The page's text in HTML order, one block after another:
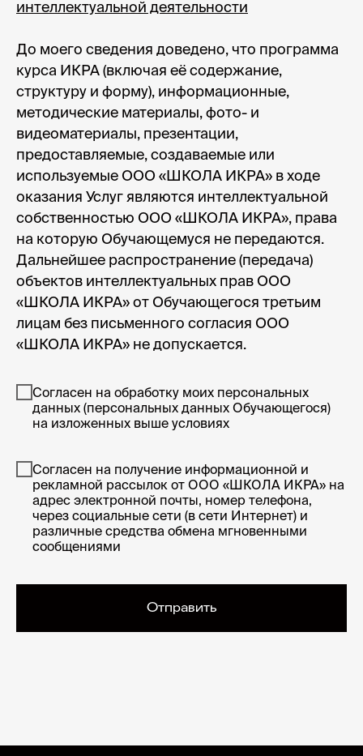
интеллектуальной деятельности
До моего сведения доведено, что программа
курса ИКРА (включая её содержание,
структуру и форму), информационные,
методические материалы, фото- и
видеоматериалы, презентации,
предоставляемые, создаваемые или
используемые ООО «ШКОЛА ИКРА» в ходе
оказания Услуг являются интеллектуальной
собственностью ООО «ШКОЛА ИКРА», права
на которую Обучающемуся не передаются.
Дальнейшее распространение (передача)
объектов интеллектуальных прав ООО
«ШКОЛА ИКРА» от Обучающегося третьим
лицам без письменного согласия ООО
«ШКОЛА ИКРА» не допускается.
Согласен на обработку моих персональных
данных (персональных данных Обучающегося)
на изложенных выше условиях
Согласен на получение информационной и
рекламной рассылок от ООО «ШКОЛА ИКРА» на
адрес электронной почты, номер телефона,
через социальные сети (в сети Интернет) и
различные средства обмена мгновенными
сообщениями
Отправить
по проведению курсов
осуществляющей оказание консультационных
77/00179730 от 28.02.2022
Сайт Министерства науки и высшего образования
СДС «Методология CRAFT», свидетельство №
РОСС RU. З2397.04МКР0
Политика конфиденциальности
Пользовательское соглашение
Правила оказания консультационных услуг
© 2009 — 2026 ООО «Школа ИКРА»
Презентация об ИКРЕ